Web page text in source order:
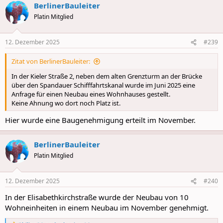
c
t
i
s
:
BerlinerBauleiter
Platin Mitglied
12. Dezember 2025 #239
Zitat von BerlinerBauleiter:
In der Kieler Straße 2, neben dem alten Grenzturm an der Brücke
über den Spandauer Schifffahrtskanal wurde im Juni 2025 eine
Anfrage für einen Neubau eines Wohnhauses gestellt.
Keine Ahnung wo dort noch Platz ist.
Hier wurde eine Baugenehmigung erteilt im November.
BerlinerBauleiter
Platin Mitglied
12. Dezember 2025 #240
In der Elisabethkirchstraße wurde der Neubau von 10
Wohneinheiten in einem Neubau im November genehmigt.